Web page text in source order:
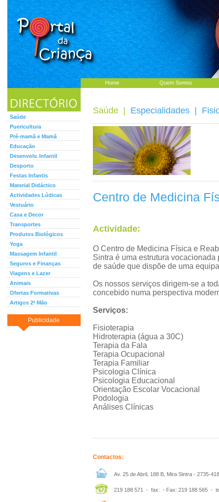
Home Quem Somos
Saúde
Puericultura
Pré-mamã e Mamã
Educação
Desenvolv. Infantil
Desporto
Festas Infantis
Material Didáctico
Actividades Lúdicas
Vestuário
Casa e Decor
Transportes
Produtos Biológicos
Yoga
Massagem Infantil
Seguros e Finanças
Viagens e Lazer
Animais
Ofertas Formativas
Artigos 2ª Mão
Publicidade
Saúde Especialidades
Centro de Medicina
Actividade:
O Centro de Medicina Física e
Sintra é uma estrutura
de saúde que dispõe de uma
Os nossos serviços dirigem-se a
concebido numa perspectiva
Serviços:
Fisioterapia
Hidroterapia (água a 30C)
Terapia da Fala
Terapia Ocupacional
Terapia Familiar
Psicologia Clínica
Psicologia Educacional
Orientação Escolar Vocacional
Podologia
Análises Clínicas
Contactos:
Av. 25 de Abril, 188 B, Mira Sintra - 2735-
219 188 571 - fax: - Fax: 219 188 565 -